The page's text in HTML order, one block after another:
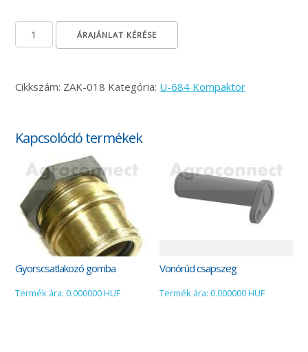
Rögzítő csap mennyiség
ÁRAJÁNLAT KÉRÉSE
Cikkszám: ZAK-018 Kategória: U-684 Kompaktor
Kapcsolódó termékek
Gyorscsatlakozó gomba
Termék ára: 0.000000 HUF
Vonórúd csapszeg
Termék ára: 0.000000 HUF